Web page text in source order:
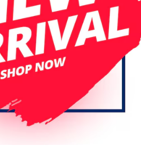
Original